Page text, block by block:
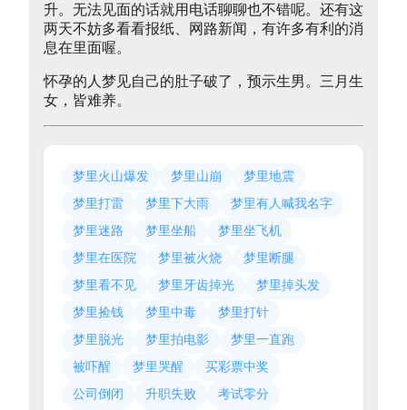
升。无法见面的话就用电话聊聊也不错呢。还有这
两天不妨多看看报纸、网路新闻，有许多有利的消
息在里面喔。
怀孕的人梦见自己的肚子破了，预示生男。三月生
女，皆难养。
梦里火山爆发 梦里山崩
梦里地震
梦里打雷
梦里下大雨
梦里有人喊我名字
梦里迷路
梦里坐船
梦里坐飞机
梦里在医院
梦里被火烧
梦里断腿
梦里看不见
梦里牙齿掉光
梦里掉头发
梦里捡钱
梦里中毒
梦里打针
梦里脱光
梦里拍电影
梦里一直跑
被吓醒
梦里哭醒
买彩票中奖
公司倒闭
升职失败 考试零分